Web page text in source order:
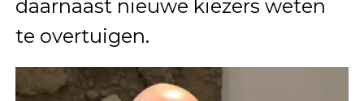
daarnaast nieuwe kiezers weten
te overtuigen.